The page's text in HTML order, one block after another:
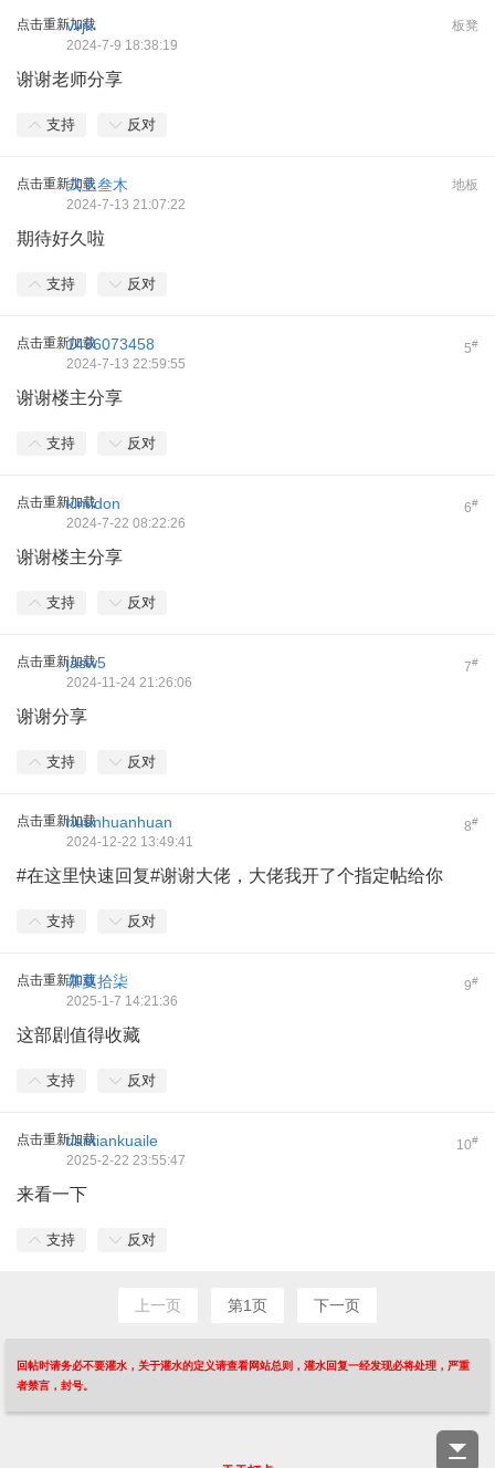
点击重新加载 板凳
vvjk
2024-7-9 18:38:19
谢谢老师分享
支持 反对
点击重新加载 地板
弎土叁木
2024-7-13 21:07:22
期待好久啦
支持 反对
点击重新加载 5#
1436073458
2024-7-13 22:59:55
谢谢楼主分享
支持 反对
点击重新加载 6#
kimidon
2024-7-22 08:22:26
谢谢楼主分享
支持 反对
点击重新加载 7#
jasw5
2024-11-24 21:26:06
谢谢分享
支持 反对
点击重新加载 8#
huanhuanhuan
2024-12-22 13:49:41
#在这里快速回复#谢谢大佬，大佬我开了个指定帖给你
支持 反对
点击重新加载 9#
慕夏拾柒
2025-1-7 14:21:36
这部剧值得收藏
支持 反对
点击重新加载 10#
tiantiankuaile
2025-2-22 23:55:47
来看一下
支持 反对
上一页 第1页 下一页
回帖时请务必不要灌水，关于灌水的定义请查看网站总则，灌水回复一经发现必将处理，严重
者禁言，封号。